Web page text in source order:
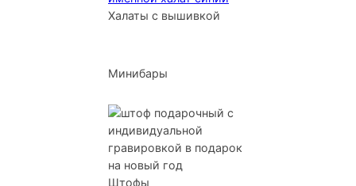
Халаты с вышивкой
Минибары
Штофы